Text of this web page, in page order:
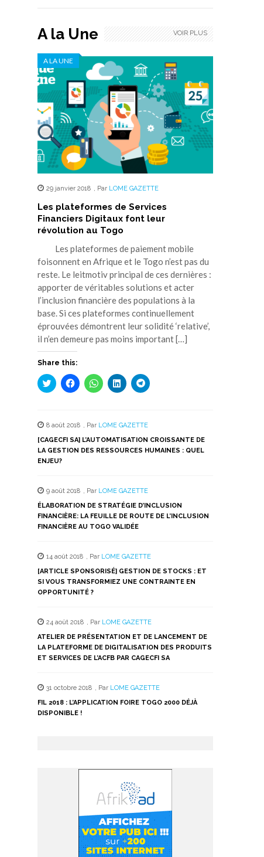
A la Une
A LA UNE
29 janvier 2018 , Par LOME GAZETTE
Les plateformes de Services
Financiers Digitaux font leur
révolution au Togo
Les plateformes de paiement mobile
foisonnent en Afrique et le Togo n’est pas du
reste. Le leitmotiv principal de ces dernières :
apporter de véritables solutions et acter
l’inclusion financière des populations à la
base. Si ces plateformes continuellement
éprouvées démontrent leur solidité ‘relative’,
il n’en demeure pas moins important […]
Share this:
Cliquez
pour
une
nouvelle
fenêtre)
Cliquez
pour
une
nouvelle
fenêtre)
Cliquez
pour
une
nouvelle
fenêtre)
Cliquez
pour
une
nouvelle
fenêtre)
Cliquez
pour
une
nouvelle
fenêtre)
8 août 2018 , Par LOME GAZETTE
[CAGECFI SA] L’AUTOMATISATION CROISSANTE DE
LA GESTION DES RESSOURCES HUMAINES : QUEL
ENJEU?
9 août 2018 , Par LOME GAZETTE
ÉLABORATION DE STRATÉGIE D’INCLUSION
FINANCIÈRE: LA FEUILLE DE ROUTE DE L’INCLUSION
FINANCIÈRE AU TOGO VALIDÉE
14 août 2018 , Par LOME GAZETTE
[ARTICLE SPONSORISÉ] GESTION DE STOCKS : ET
SI VOUS TRANSFORMIEZ UNE CONTRAINTE EN
OPPORTUNITÉ ?
24 août 2018 , Par LOME GAZETTE
ATELIER DE PRÉSENTATION ET DE LANCEMENT DE
LA PLATEFORME DE DIGITALISATION DES PRODUITS
ET SERVICES DE L’ACFB PAR CAGECFI SA
31 octobre 2018 , Par LOME GAZETTE
FIL 2018 : L’APPLICATION FOIRE TOGO 2000 DÉJÀ
DISPONIBLE !
VOIR PLUS